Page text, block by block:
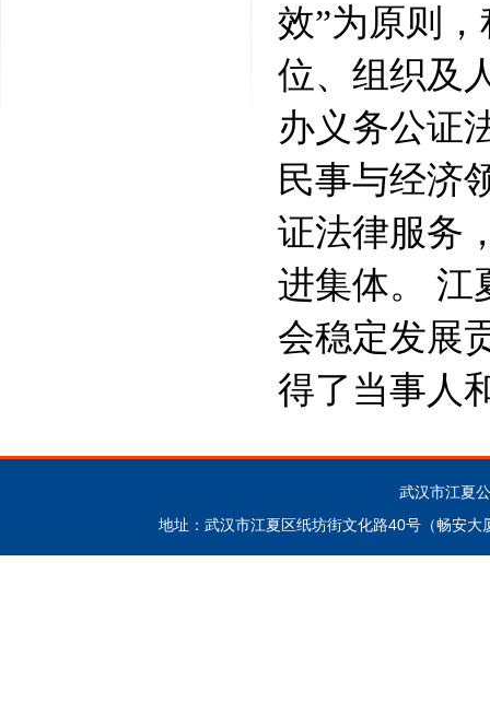
效”为原则
位、组织及
办义务公证
民事与经济
证法律服务
进集体。 江
会稳定发展
得了当事人
武汉市江夏
地址：武汉市江夏区纸坊街文化路40号（畅安